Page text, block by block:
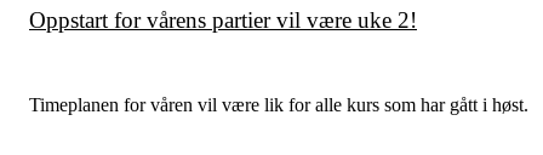
Oppstart for vårens partier vil være uke 2!
Timeplanen for våren vil være lik for alle kurs som har gått i høst.